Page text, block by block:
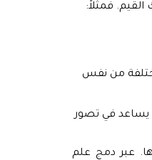
القيم. فمثلاً:
من نفس
يساعد في تصور
عبر دمج علم